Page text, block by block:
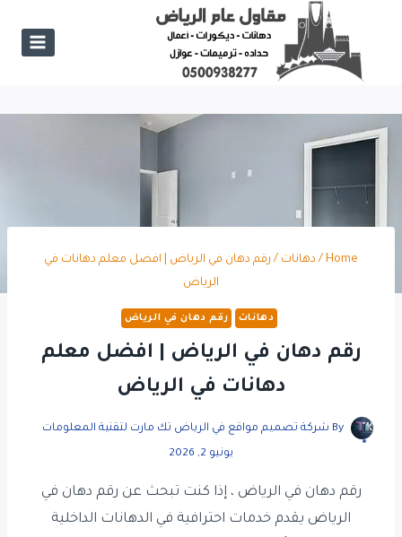
content
Home
/ دهانات / رقم دهان في الرياض | افضل معلم دهانات في
الرياض
دهانات رقم دهان في الرياض
رقم دهان في الرياض | افضل معلم
دهانات في الرياض
By شركة تصميم مواقع في الرياض تك مارت لتقنية المعلومات
يونيو 2, 2026
رقم دهان في الرياض ، إذا كنت تبحث عن رقم دهان في
الرياض يقدم خدمات احترافية في الدهانات الداخلية